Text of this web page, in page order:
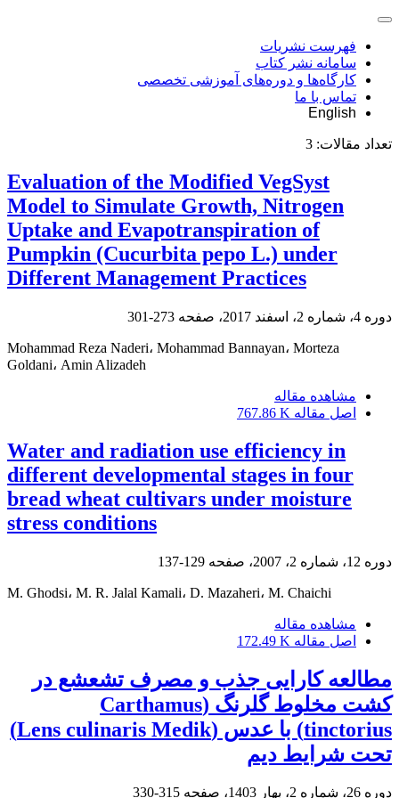
فهرست نشریات
سامانه نشر کتاب
کارگاه‌ها و دوره‌های آموزشی تخصصی
تماس با ما
English
تعداد مقالات: 3
Evaluation of the Modified VegSyst
Model to Simulate Growth, Nitrogen
Uptake and Evapotranspiration of
Pumpkin (Cucurbita pepo L.) under
Different Management Practices
دوره 4، شماره 2، اسفند 2017، صفحه 273-301
Mohammad Reza Naderi، Mohammad Bannayan، Morteza
Goldani، Amin Alizadeh
مشاهده مقاله
اصل مقاله 767.86 K
Water and radiation use efficiency in
different developmental stages in four
bread wheat cultivars under moisture
stress conditions
دوره 12، شماره 2، 2007، صفحه 129-137
M. Ghodsi، M. R. Jalal Kamali، D. Mazaheri، M. Chaichi
مشاهده مقاله
اصل مقاله 172.49 K
مطالعه کارایی جذب و مصرف تشعشع در
کشت مخلوط گلرنگ (Carthamus
tinctorius) با عدس (Lens culinaris Medik)
تحت شرایط دیم
دوره 26، شماره 2، بهار 1403، صفحه 315-330